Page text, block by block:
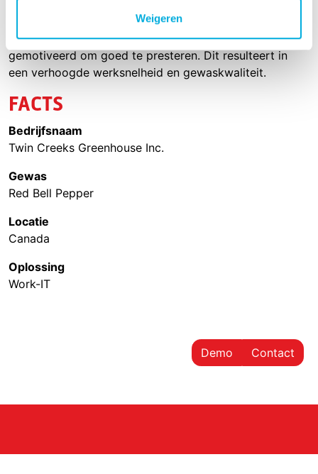
Weigeren
uitgebreide mogelijkheden van Work-IT zijn een grote
hulp voor zowel Mike als zijn werknemers. De
kasmedewerkers zijn meer tevreden met hun werk en
gemotiveerd om goed te presteren. Dit resulteert in
een verhoogde werksnelheid en gewaskwaliteit.
FACTS
Bedrijfsnaam
Twin Creeks Greenhouse Inc.
Gewas
Red Bell Pepper
Locatie
Canada
Oplossing
Work-IT
Demo Contact